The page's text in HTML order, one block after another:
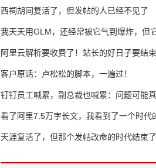
西祠胡同复活了，但发帖的人已经不见了
我天天用GLM，还经常被它气到爆炸，但
16万亿
阿里云解析要收费了！站长的好日子要结
客户原话：卢松松的脚本，一遍过！
钉钉员工喊累，副总裁也喊累：问题可能
了
看了阿里7.5万字长文，我看到了一个时代
天涯复活了，但那个发帖改命的时代结束了